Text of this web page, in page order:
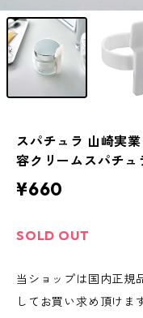
スパチュラ 山崎実
容クリームスパチュ
¥660
SOLD OUT
当ショップは国内正規
してお買い求め頂けま